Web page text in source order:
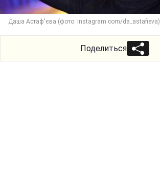
Даша Астаф'єва (фото: instagram.com/da_astafieva)
Поделиться